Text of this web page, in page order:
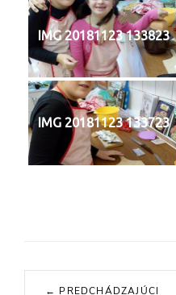
IMG 20181123 133823
IMG 20181123 133723
Navigácia
← PREDCHÁDZAJÚCI